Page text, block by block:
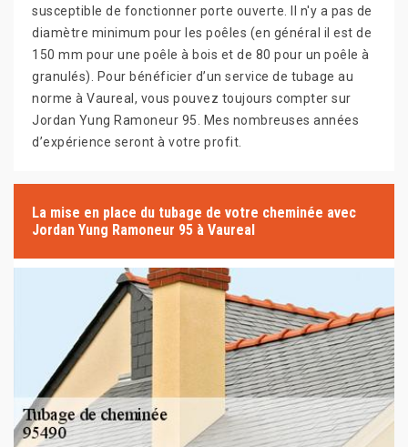
susceptible de fonctionner porte ouverte. Il n'y a pas de
diamètre minimum pour les poêles (en général il est de
150 mm pour une poêle à bois et de 80 pour un poêle à
granulés). Pour bénéficier d’un service de tubage au
norme à Vaureal, vous pouvez toujours compter sur
Jordan Yung Ramoneur 95. Mes nombreuses années
d’expérience seront à votre profit.
La mise en place du tubage de votre cheminée avec
Jordan Yung Ramoneur 95 à Vaureal